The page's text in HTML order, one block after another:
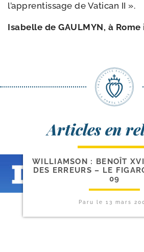
l’apprentissage de Vatican II ».
Isabelle de GAULMYN, à Rome
Articles en
WILLIAMSON : BENOÎT
DES ERREURS – LE
09
Paru le 13 mars